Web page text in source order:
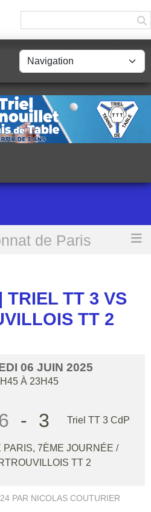
de Paris
TT 2
TRIEL TT 3 VS
TT 2
06 JUIN 2025
À 23H45
- 3 Triel TT 3 CdP
7ÈME JOURNÉE /
TT 2
PAR NICOLAS COUTURIER